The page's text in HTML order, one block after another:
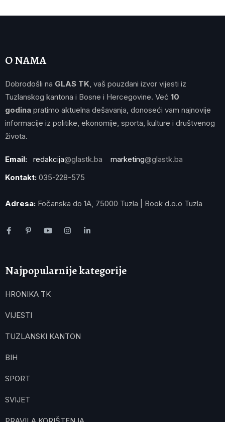
O NAMA
Dobrodošli na GLAS TK , vaš pouzdani izvor vijesti iz
Tuzlanskog kantona i Bosne i Hercegovine. Već 10
godina pratimo aktuelna dešavanja, donoseći vam najnovije
informacije iz politike, ekonomije, sporta, kulture i društvenog
života.
Email: redakcija@glastk.ba marketing@glastk.ba
Kontakt: 035-228-575
Adresa: Fočanska do 1A, 75000 Tuzla | Book d.o.o Tuzla
Najpopularnije kategorije
HRONIKA TK
VIJESTI
TUZLANSKI KANTON
BIH
SPORT
SVIJET